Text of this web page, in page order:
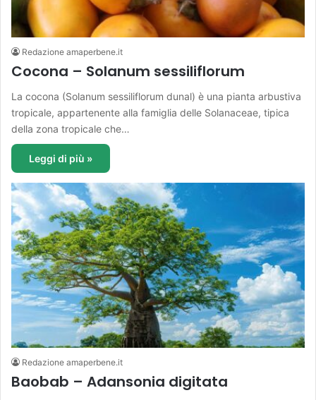
Redazione amaperbene.it
Cocona – Solanum sessiliflorum
La cocona (Solanum sessiliflorum dunal) è una pianta arbustiva
tropicale, appartenente alla famiglia delle Solanaceae, tipica
della zona tropicale che…
Leggi di più »
Redazione amaperbene.it
Baobab – Adansonia digitata